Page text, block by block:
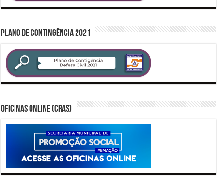
PLANO DE CONTINGÊNCIA 2021
Oficinas Online (CRAS)